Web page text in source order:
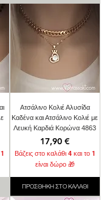
Ατσάλινο Κολιέ Αλυσίδα
Καδένα και Ατσάλινο Κολιέ με
Λευκή Καρδιά Κορώνα 4863
Τιμή
17,90 €
Βάζεις στο καλάθι 4 και το 1
είναι δώρο 🎁
ΠΡΟΣΘΗΚΗ ΣΤΟ ΚΑΛΑΘΙ